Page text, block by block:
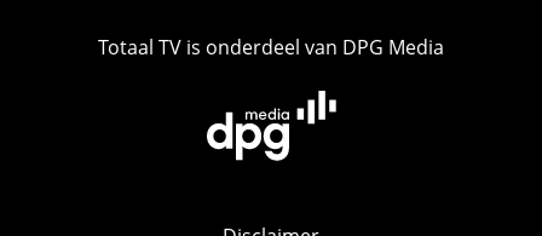
Totaal TV is onderdeel van DPG Media